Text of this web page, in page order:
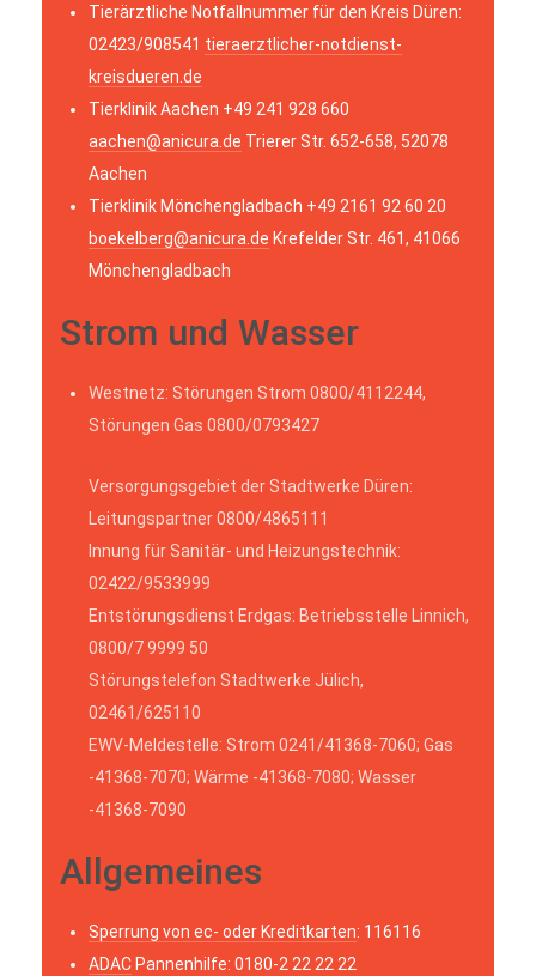
Tierärztliche Notfallnummer für den Kreis Düren:
02423/908541 tieraerztlicher-notdienst-
kreisdueren.de
Tierklinik Aachen +49 241 928 660
aachen@anicura.de Trierer Str. 652-658, 52078
Aachen
Tierklinik Mönchengladbach +49 2161 92 60 20
boekelberg@anicura.de Krefelder Str. 461, 41066
Mönchengladbach
Strom und Wasser
Westnetz: Störungen Strom 0800/4112244,
Störungen Gas 0800/0793427
Versorgungsgebiet der Stadtwerke Düren:
Leitungspartner 0800/4865111
Innung für Sanitär- und Heizungstechnik:
02422/9533999
Entstörungsdienst Erdgas: Betriebsstelle Linnich,
0800/7 9999 50
Störungstelefon Stadtwerke Jülich,
02461/625110
EWV-Meldestelle: Strom 0241/41368-7060; Gas
-41368-7070; Wärme -41368-7080; Wasser
-41368-7090
Allgemeines
Sperrung von ec- oder Kreditkarten: 116116
ADAC Pannenhilfe: 0180-2 22 22 22